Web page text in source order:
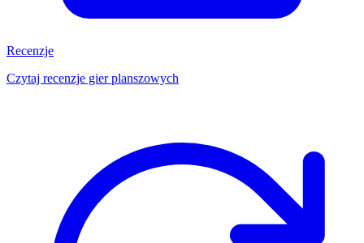
Recenzje
Czytaj recenzje gier planszowych